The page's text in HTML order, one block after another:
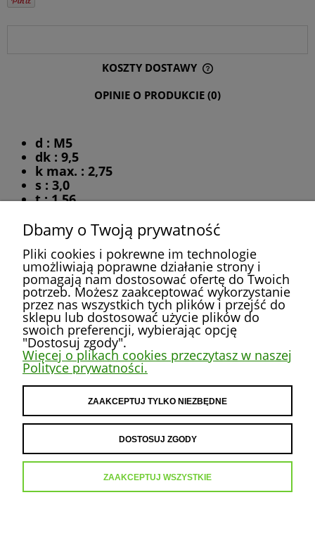
KOSZTY DOSTAWY
CENA NIE ZAWIERA EWENTUALNYCH KOSZTÓW PŁATNOŚCI
OPINIE O PRODUKCIE (0)
d : M5
dk : 9,5
k max. : 2,75
s : 3,0
t : 1,56
POMOC
MOJE KONTO
INFORMACJE
O NAS
Dbamy o Twoją prywatność
Pliki cookies i pokrewne im technologie
umożliwiają poprawne działanie strony i
pomagają nam dostosować ofertę do Twoich
potrzeb. Możesz zaakceptować wykorzystanie
przez nas wszystkich tych plików i przejść do
sklepu lub dostosować użycie plików do
swoich preferencji, wybierając opcję
"Dostosuj zgody".
Więcej o plikach cookies przeczytasz w naszej
Polityce prywatności.
ZAAKCEPTUJ TYLKO NIEZBĘDNE
DOSTOSUJ ZGODY
ZAAKCEPTUJ WSZYSTKIE